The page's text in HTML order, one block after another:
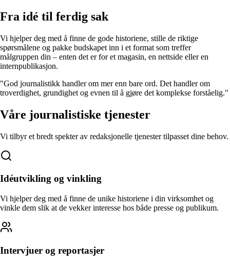
Fra idé til ferdig sak
Vi hjelper deg med å finne de gode historiene, stille de riktige
spørsmålene og pakke budskapet inn i et format som treffer
målgruppen din – enten det er for et magasin, en nettside eller en
internpublikasjon.
"God journalistikk handler om mer enn bare ord. Det handler om
troverdighet, grundighet og evnen til å gjøre det komplekse forståelig."
Våre journalistiske tjenester
Vi tilbyr et bredt spekter av redaksjonelle tjenester tilpasset dine behov.
Idéutvikling og vinkling
Vi hjelper deg med å finne de unike historiene i din virksomhet og
vinkle dem slik at de vekker interesse hos både presse og publikum.
Intervjuer og reportasjer